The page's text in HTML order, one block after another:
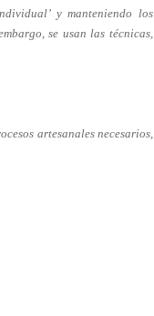
y manteniendo los
se usan las técnicas,
artesanales necesarios,